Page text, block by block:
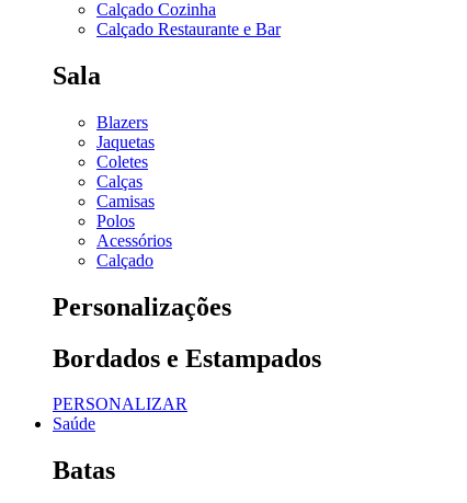
Calçado Cozinha
Calçado Restaurante e Bar
Sala
Blazers
Jaquetas
Coletes
Calças
Camisas
Polos
Acessórios
Calçado
Personalizações
Bordados e Estampados
PERSONALIZAR
Saúde
Batas